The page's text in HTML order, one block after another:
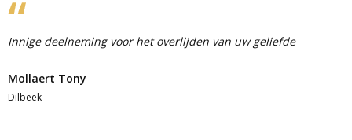
Innige deelneming voor het overlijden van uw geliefde
Mollaert Tony
Dilbeek